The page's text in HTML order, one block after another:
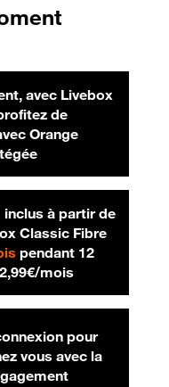
avec Livebox
de
€ par mois
Orange
inclus à partir de
Classic Fibre
29,99 € par mois
pendant 12
mois42,99 € par
pour
vous avec la